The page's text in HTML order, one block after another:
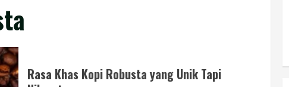
Rasa Khas Kopi Robusta yang Unik Tapi